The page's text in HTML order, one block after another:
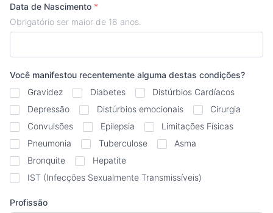
Data de Nascimento *
Obrigatório ser maior de 18 anos.
Você manifestou recentemente alguma destas condições?
Gravidez
Diabetes
Distúrbios Cardíacos
Depressão
Distúrbios emocionais
Cirurgia
Convulsões
Epilepsia
Limitações Físicas
Pneumonia
Tuberculose
Asma
Bronquite
Hepatite
IST (Infecções Sexualmente Transmissíveis)
Profissão